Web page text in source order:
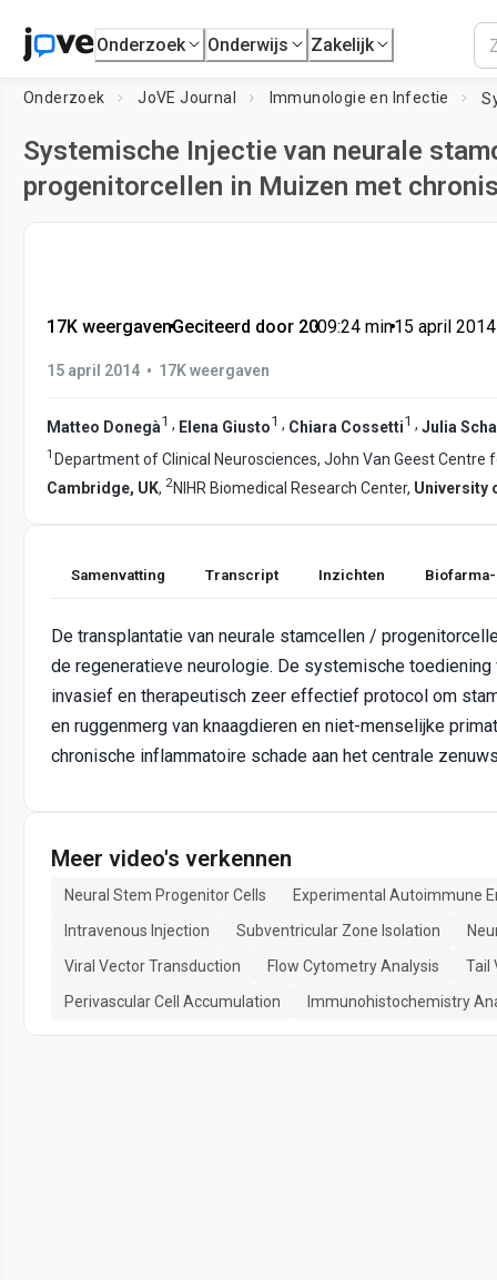
Onderzoek Onderwijs Zakelijk
Onderzoek JoVE Journal Immunologie en Infectie
Systemische Injectie van neurale
progenitorcellen in Muizen met
17K weergaven•Geciteerd door 20•09:24 min•15 april 2014
15 april 2014 • 17K weergaven
Matteo Donegà1 , Elena Giusto1 , Chiara Cossetti1 , Julia
1 Department of Clinical Neurosciences, John Van Geest Centre
Cambridge, UK, 2NIHR Biomedical Research Center, University
Samenvatting Transcript Inzichten
De transplantatie van neurale stamcellen /
de regeneratieve neurologie. De systemische
invasief en therapeutisch zeer effectief protocol om
en ruggenmerg van knaagdieren en niet-menselijke
chronische inflammatoire schade aan het centrale
Meer video's verkennen
Neural Stem Progenitor Cells
Experimental Autoimmune
Intravenous Injection
Subventricular Zone Isolation
Viral Vector Transduction
Flow Cytometry Analysis
Tail
Perivascular Cell Accumulation
Immunohistochemistry